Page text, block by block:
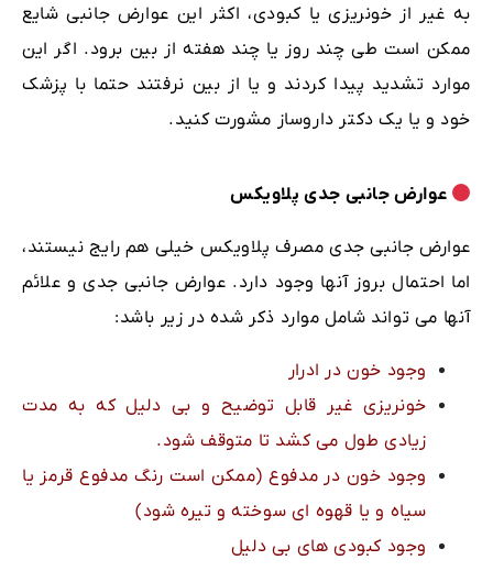
به غیر از خونریزی یا کبودی، اکثر این عوارض جانبی شایع
ممکن است طی چند روز یا چند هفته از بین برود. اگر این
موارد تشدید پیدا کردند و یا از بین نرفتند حتما با پزشک
خود و یا یک دکتر داروساز مشورت کنید.
عوارض جانبی جدی پلاویکس
عوارض جانبی جدی مصرف پلاویکس خیلی هم رایج نیستند،
اما احتمال بروز آنها وجود دارد. عوارض جانبی جدی و علائم
آنها می تواند شامل موارد ذکر شده در زیر باشد:
وجود خون در ادرار
خونریزی غیر قابل توضیح و بی دلیل که به مدت
زیادی طول می کشد تا متوقف شود.
وجود خون در مدفوع (ممکن است رنگ مدفوع قرمز یا
سیاه و یا قهوه ای سوخته و تیره شود)
وجود کبودی های بی دلیل